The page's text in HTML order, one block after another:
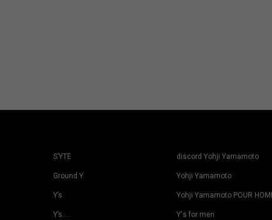
S’YTE
Ground Y
Y’s
Y’s….
discord Yohji Yamamoto
Yohji Yamamoto
Yohji Yamamoto POUR
Y's for men